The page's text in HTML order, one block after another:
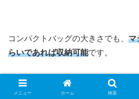
コンパクトバッグの大きさでも、 マ
らいであれば収納可能です。
コンパクトバッグでの持ち運びで
メニュー ホーム 検索